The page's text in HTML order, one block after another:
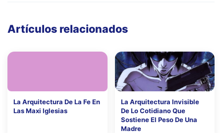
Artículos relacionados
La Arquitectura De La Fe En
Las Maxi Iglesias
La Arquitectura Invisible
De Lo Cotidiano Que
Sostiene El Peso De Una
Madre